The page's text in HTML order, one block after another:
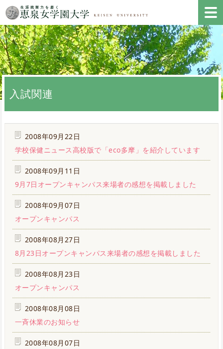
入試関連
2008年09月22日
学校保健ニュース高校版で「eco多摩」を紹介しています
2008年09月11日
9月7日オープンキャンパス来場者の感想を掲載しました
2008年09月07日
オープンキャンパス
2008年08月27日
8月23日オープンキャンパス来場者の感想を掲載しました
2008年08月23日
オープンキャンパス
2008年08月08日
一斉休業のお知らせ
2008年08月07日